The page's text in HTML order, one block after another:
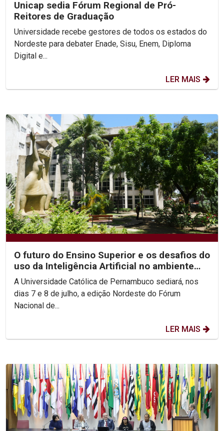
Unicap sedia Fórum Regional de Pró-
Reitores de Graduação
Universidade recebe gestores de todos os estados do
Nordeste para debater Enade, Sisu, Enem, Diploma
Digital e...
LER MAIS
O futuro do Ensino Superior e os desafios do
uso da Inteligência Artificial no ambiente
acadêmico...
A Universidade Católica de Pernambuco sediará, nos
dias 7 e 8 de julho, a edição Nordeste do Fórum
Nacional de...
LER MAIS